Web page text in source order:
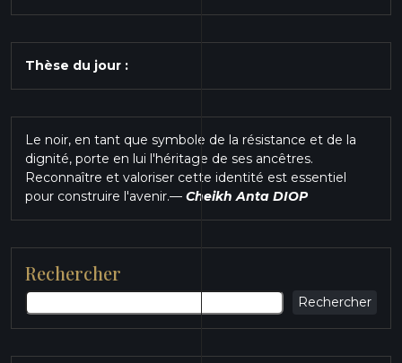
Thèse du jour :
Le noir, en tant que symbole de la résistance et de la
dignité, porte en lui l'héritage de ses ancêtres.
Reconnaître et valoriser cette identité est essentiel
pour construire l'avenir.— Cheikh Anta DIOP
Rechercher
Rechercher